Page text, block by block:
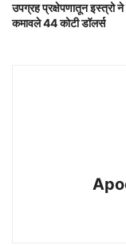
उपग्रह प्रक्षेपणातून इस्त्रो ने
कमावले 44 कोटी डॉलर्स